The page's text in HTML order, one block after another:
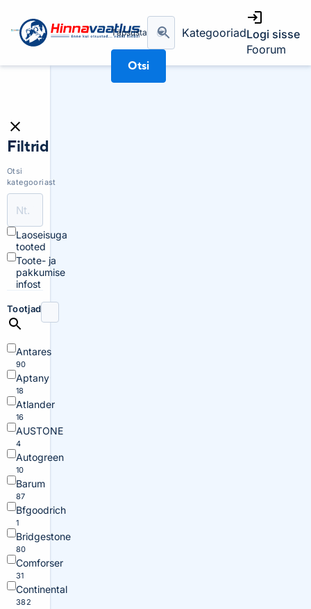
Täpsusta
Otsi
KategooriadLogi sisse
Foorum
Filtrid
Otsi
kategooriast
Laoseisuga
tooted
Toote- ja
pakkumise
infost
Tootjad
Antares
90
Aptany
18
Atlander
16
AUSTONE
4
Autogreen
10
Barum
87
Bfgoodrich
1
Bridgestone
80
Comforser
31
Continental
382